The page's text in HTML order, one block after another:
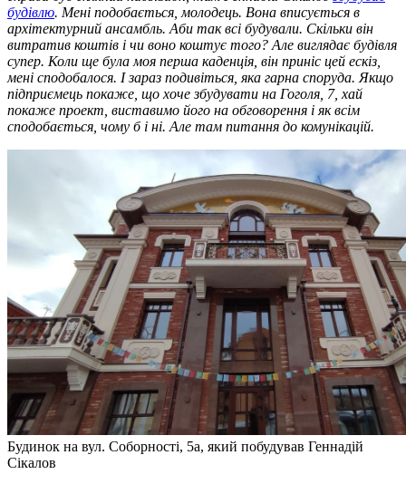
будівлю. Мені подобається, молодець. Вона вписується в
архітектурний ансамбль. Аби так всі будували. Скільки він
витратив коштів і чи воно коштує того? Але виглядає будівля
супер. Коли ще була моя перша каденція, він приніс цей ескіз,
мені сподобалося. І зараз подивіться, яка гарна споруда. Якщо
підприємець покаже, що хоче збудувати на Гоголя, 7, хай
покаже проект, виставимо його на обговорення і як всім
сподобається, чому б і ні. Але там питання до комунікацій.
Будинок на вул. Соборності, 5а, який побудував Геннадій
Сікалов